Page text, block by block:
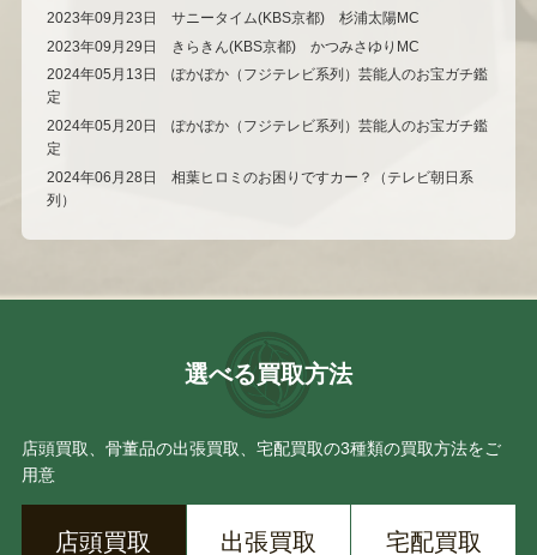
2023年09月23日 サニータイム(KBS京都) 杉浦太陽MC
2023年09月29日 きらきん(KBS京都) かつみさゆりMC
2024年05月13日 ぽかぽか（フジテレビ系列）芸能人のお宝ガチ鑑
定
2024年05月20日 ぽかぽか（フジテレビ系列）芸能人のお宝ガチ鑑
定
2024年06月28日 相葉ヒロミのお困りですカー？（テレビ朝日系
列）
選べる買取方法
店頭買取、骨董品の出張買取、宅配買取の3種類の買取方法をご
用意
店頭買取 出張買取 宅配買取